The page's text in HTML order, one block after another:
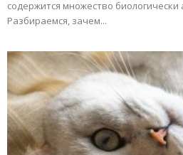
содержится множество
Разбираемся, зачем...